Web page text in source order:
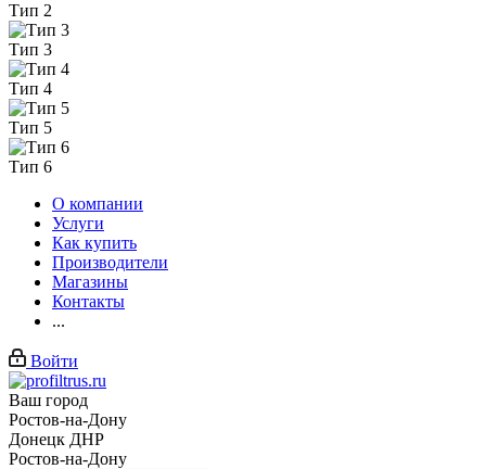
Тип 2
Тип 3
Тип 4
Тип 5
Тип 6
О компании
Услуги
Как купить
Производители
Магазины
Контакты
...
Войти
Ваш город
Ростов-на-Дону
Донецк ДНР
Ростов-на-Дону